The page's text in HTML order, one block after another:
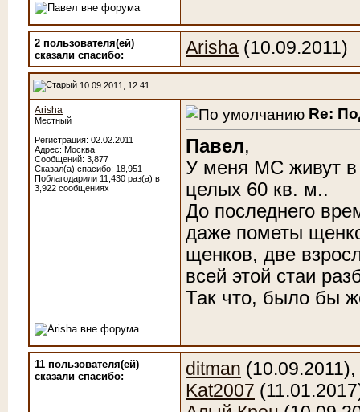
2 пользователя(ей)
сказали cпасибо:
Arisha (10.09.2011)
10.09.2011, 12:41
Arisha
Местный
Регистрация: 02.02.2011
Адрес: Москва
Сообщений: 3,877
Сказал(а) спасибо: 18,951
Поблагодарили 11,430 раз(а) в
3,922 сообщениях
Re:
Павел,
У меня МС живут
целых 60 кв. м..
До последнего
даже пометы
щенков, две
всей этой стаи
Так что, было бы
11 пользователя(ей)
сказали cпасибо:
ditman (10.09.2011),
Kat2007